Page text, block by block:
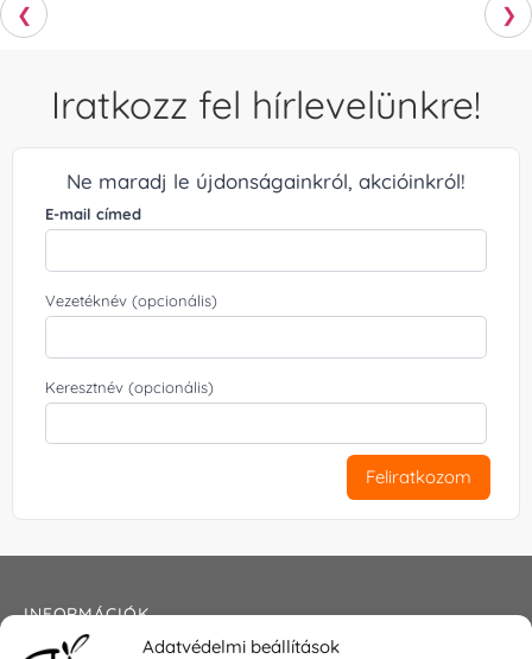
Adatvédelmi beállítások
❮ ❯
Iratkozz fel hírlevelünkre!
Ne maradj le újdonságainkról, akcióinkról!
E-mail címed
Vezetéknév (opcionális)
Keresztnév (opcionális)
Feliratkozom
INFORMÁCIÓK